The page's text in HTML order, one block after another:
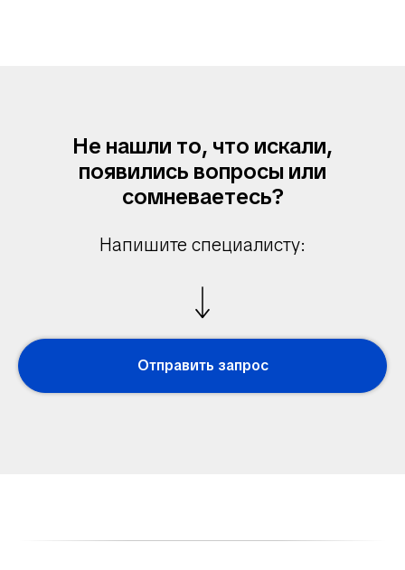
Не нашли то, что искали,
появились вопросы или
сомневаетесь?
Напишите специалисту:
Отправить запрос